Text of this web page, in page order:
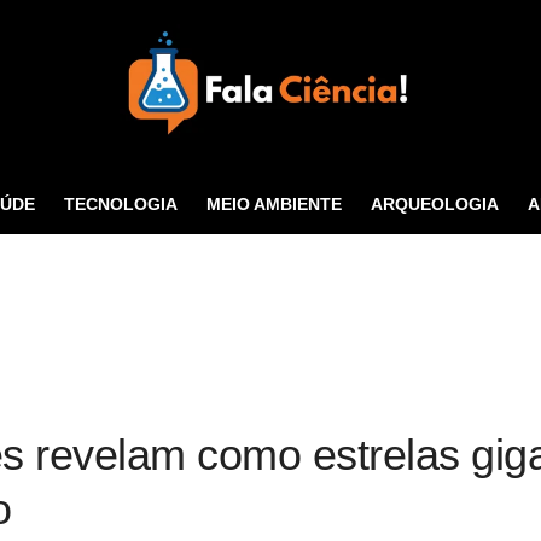
Tecnologia
TECNOLOGIA MEIO AMBIENTE ARQUEOLOGIA
revelam como estrelas